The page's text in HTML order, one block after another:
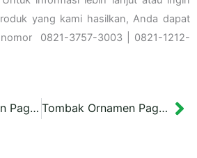
yang kami hasilkan, Anda dapat
0821-3757-3003 | 0821-1212-
Tombak Ornamen Pagar Cast Iron Tipe 8 Tombak Ornamen Pagar Cast Iron Tipe 10